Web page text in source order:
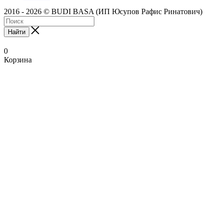
2016 - 2026 © BUDI BASA (ИП Юсупов Рафис Ринатович)
Найти
0
Корзина